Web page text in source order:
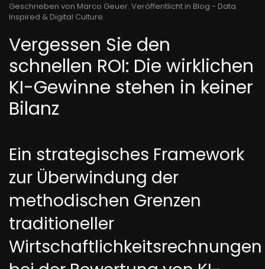
Geschrieben von Marco Geuer. Veröffentlicht in Blog - Data
Inspired & Digital Culture.
Vergessen Sie den
schnellen ROI: Die wirklichen
KI-Gewinne stehen in keiner
Bilanz
Ein strategisches Framework
zur Überwindung der
methodischen Grenzen
traditioneller
Wirtschaftlichkeitsrechnungen